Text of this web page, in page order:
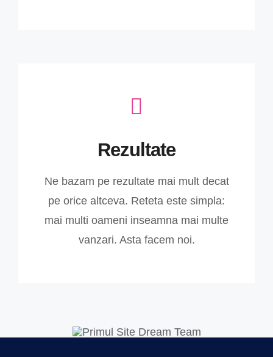
Rezultate
Ne bazam pe rezultate mai mult decat
pe orice altceva. Reteta este simpla:
mai multi oameni inseamna mai multe
vanzari. Asta facem noi.